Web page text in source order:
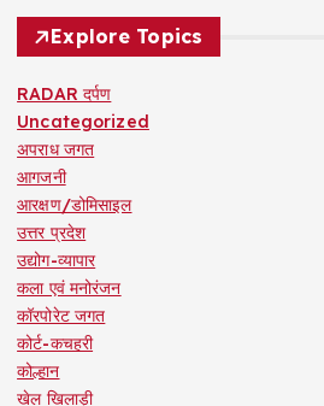
Explore Topics
RADAR दर्पण
Uncategorized
अपराध जगत
आगजनी
आरक्षण/डोमिसाइल
उत्तर प्रदेश
उद्योग-व्यापार
कला एवं मनोरंजन
कॉरपोरेट जगत
कोर्ट-कचहरी
कोल्हान
खेल खिलाड़ी